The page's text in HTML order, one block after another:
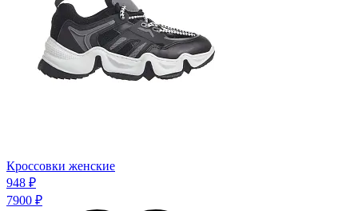
Кроссовки женские
948 ₽
7900 ₽